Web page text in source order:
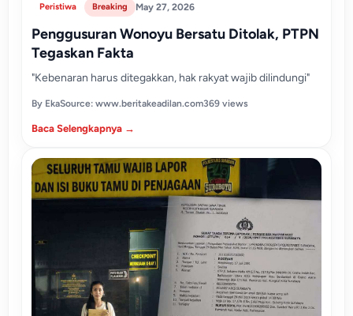
Peristiwa Breaking May 27, 2026
Penggusuran Wonoyu Bersatu Ditolak, PTPN
Tegaskan Fakta
"Kebenaran harus ditegakkan, hak rakyat wajib dilindungi"
By EkaSource: www.beritakeadilan.com369 views
Baca Selengkapnya →